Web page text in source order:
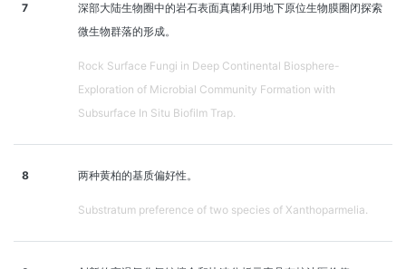
7
深部大陆生物圈中的岩石表面真菌利用地下原位生物膜圈闭探索
微生物群落的形成。
Rock Surface Fungi in Deep Continental Biosphere-
Exploration of Microbial Community Formation with
Subsurface In Situ Biofilm Trap.
8 两种黄柏的基质偏好性。
Substratum preference of two species of Xanthoparmelia.